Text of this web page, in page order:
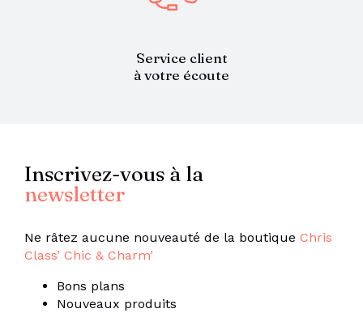
Service client
à votre écoute
Inscrivez-vous à la
newsletter
Ne râtez aucune nouveauté de la boutique Chris
Class’ Chic & Charm’
Bons plans
Nouveaux produits